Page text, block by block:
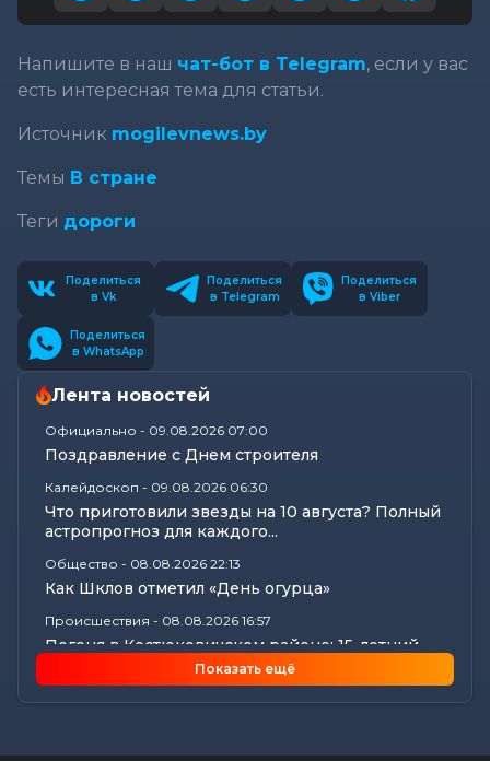
Напишите в наш чат-бот в Telegram, если у вас
есть интересная тема для статьи.
Источник mogilevnews.by
Темы В стране
Теги дороги
Поделиться
в Vk
Поделиться
в Telegram
Поделиться
в Viber
Поделиться
в WhatsApp
Лента новостей
Официально - 09.08.2026 07:00
Поздравление с Днем строителя
Калейдоскоп - 09.08.2026 06:30
Что приготовили звезды на 10 августа? Полный
астропрогноз для каждого...
Общество - 08.08.2026 22:13
Как Шклов отметил «День огурца»
Происшествия - 08.08.2026 16:57
Погоня в Костюковичском районе: 15-летний
мотоциклист пытался...Показать ещё